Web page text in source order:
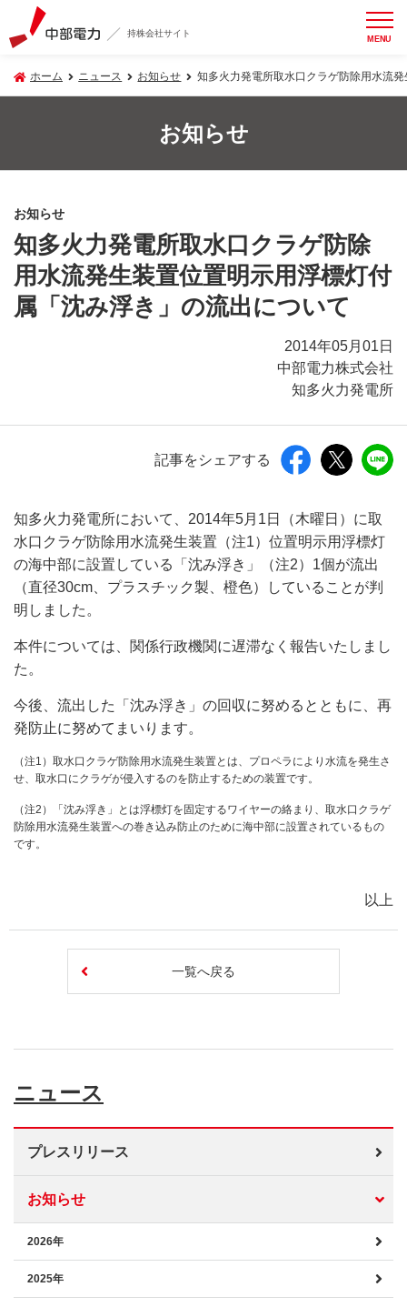
持株会社サイト MENU
ホーム ニュース お知らせ 知多火力発電所取水口クラゲ防除用水流
お知らせ
お知らせ
知多火力発電所取水口クラゲ防除
用水流発生装置位置明示用浮標灯付
属「沈み浮き」の流出について
2014年05月01日
中部電力株式会社
知多火力発電所
記事をシェアする
知多火力発電所において、2014年5月1日（木曜日）に取
水口クラゲ防除用水流発生装置（注1）位置明示用浮標灯
の海中部に設置している「沈み浮き」（注2）1個が流出
（直径30cm、プラスチック製、橙色）していることが判
明しました。
本件については、関係行政機関に遅滞なく報告いたしまし
た。
今後、流出した「沈み浮き」の回収に努めるとともに、再
発防止に努めてまいります。
（注1）取水口クラゲ防除用水流発生装置とは、プロペラにより水流を発生さ
せ、取水口にクラゲが侵入するのを防止するための装置です。
（注2）「沈み浮き」とは浮標灯を固定するワイヤーの絡まり、取水口クラゲ
防除用水流発生装置への巻き込み防止のために海中部に設置されているもの
です。
以上
一覧へ戻る
ニュース
プレスリリース
お知らせ
2026年
2025年